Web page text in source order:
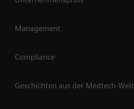
Management
Compliance
Geschichten aus der Medtech-Welt